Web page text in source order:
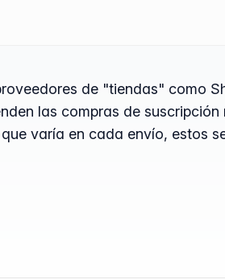
de "tiendas" como
las compras de suscripción
varía en cada envío, estos